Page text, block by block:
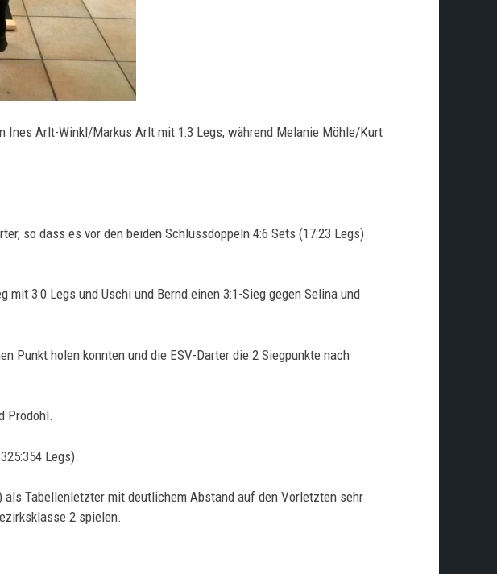
Ines Arlt-Winkl/Markus Arlt mit 1:3 Legs, während Melanie Möhle/Kurt
so dass es vor den beiden Schlussdoppeln 4:6 Sets (17:23 Legs)
3:0 Legs und Uschi und Bernd einen 3:1-Sieg gegen Selina und
Punkt holen konnten und die ESV-Darter die 2 Siegpunkte nach
Prodöhl.
Legs).
als Tabellenletzter mit deutlichem Abstand auf den Vorletzten sehr
2 spielen.